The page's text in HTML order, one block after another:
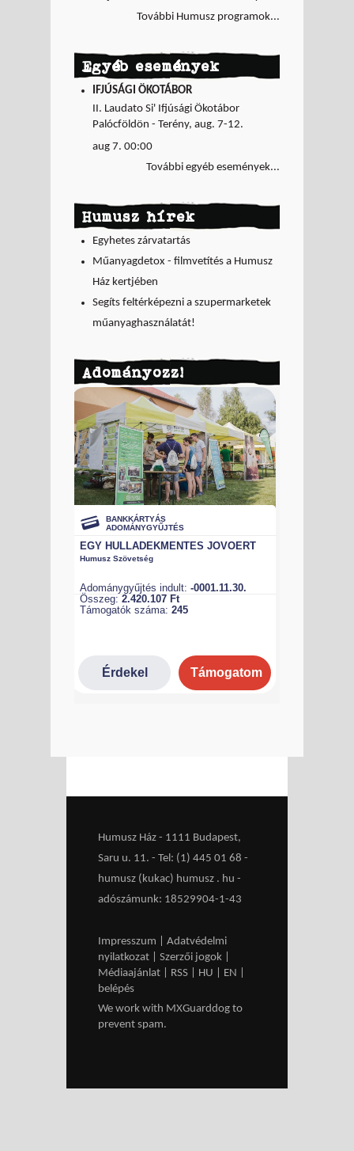
További Humusz programok...
Egyéb események
IFJÚSÁGI ÖKOTÁBOR
II. Laudato Si' Ifjúsági Ökotábor
Palócföldön - Terény, aug. 7-12.
aug 7. 00:00
További egyéb események...
Humusz hírek
Egyhetes zárvatartás
Műanyagdetox - filmvetítés a Humusz
Ház kertjében
Segíts feltérképezni a szupermarketek
műanyaghasználatát!
Adományozz!
Humusz Ház - 1111 Budapest,
Saru u. 11. - Tel: (1) 445 01 68 -
humusz (kukac) humusz . hu -
adószámunk: 18529904-1-43
Impresszum
Adatvédelmi
nyilatkozat
Szerzői jogok
Médiaajánlat
RSS HU EN
belépés
We work with MXGuarddog to
prevent spam.